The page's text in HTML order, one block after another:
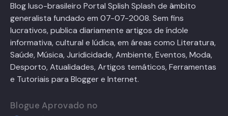
Blog luso-brasileiro Portal Splish Splash de âmbito
generalista fundado em 07-07-2008. Sem fins
lucrativos, publica diariamente artigos de índole
informativa, cultural e lúdica, em áreas como Literatura,
Saúde, Música, Juridicidade, Ambiente, Eventos, Moda,
Desporto, Atualidades, Artigos temáticos, Ferramentas
e Tutoriais para Blogger e Internet.
Blogue Aprovado no